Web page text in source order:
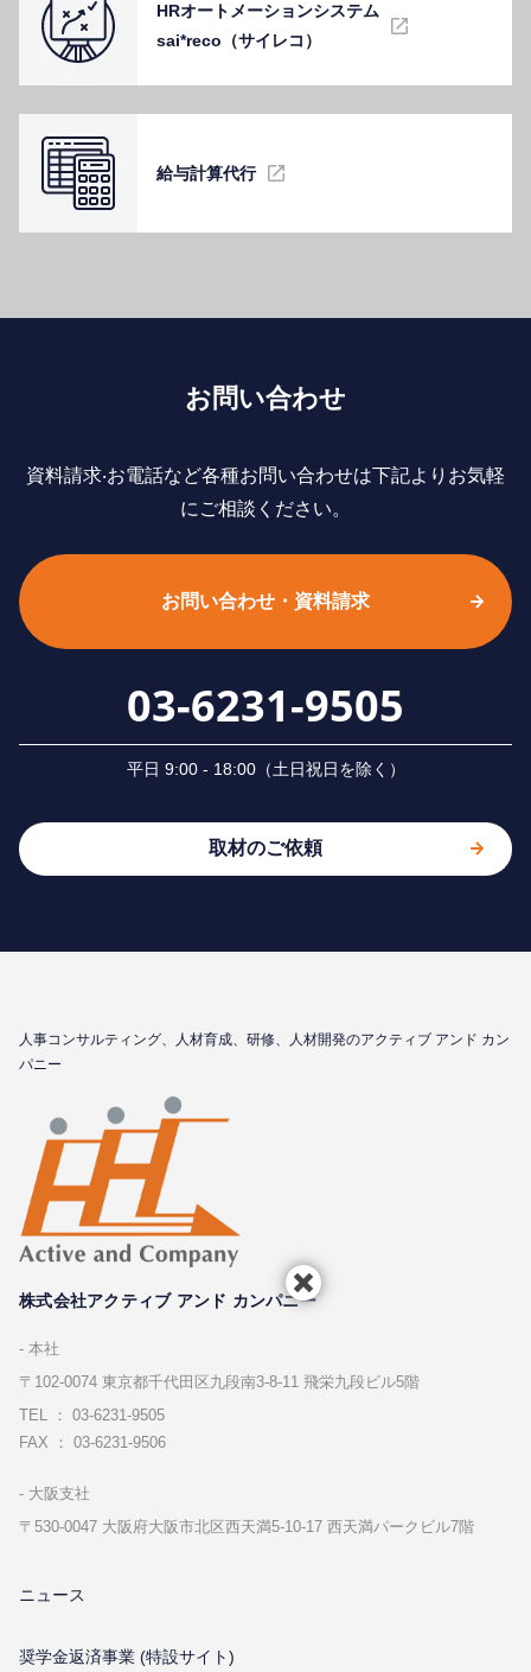
HRオートメーションシステム
sai*reco（サイレコ）
給与計算代⾏
お問い合わせ
資料請求‧お電話など各種お問い合わせは下記よりお気軽
にご相談ください。
お問い合わせ・資料請求
03-6231-9505
平⽇ 9:00 - 18:00（⼟⽇祝⽇を除く）
取材のご依頼
⼈事コンサルティング、⼈材育成、研修、⼈材開発のアクティブ アンド カン
パニー
株式会社アクティブ アンド カンパニー
本社
〒102-0074 東京都千代⽥区九段南3-8-11 飛栄九段ビル5階
TEL ： 03-6231-9505
FAX ： 03-6231-9506
⼤阪⽀社
〒530-0047 ⼤阪府⼤阪市北区⻄天満5-10-17 ⻄天満パークビル7階
ニュース
奨学金返済事業 (特設サイト)